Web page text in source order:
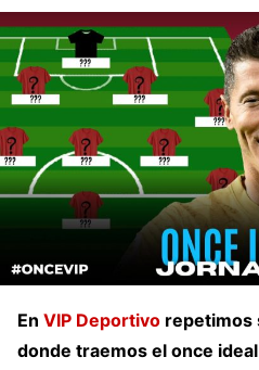
En VIP Deportivo repetimos
donde traemos el once